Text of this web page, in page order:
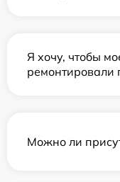
Я хочу, чтобы
ремонтировали
Можно ли